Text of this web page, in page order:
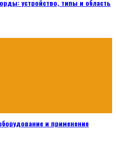
устройство, типы и область
и применение